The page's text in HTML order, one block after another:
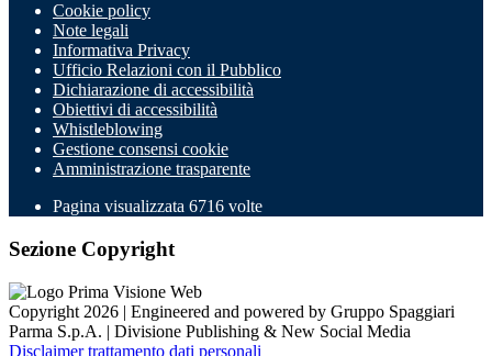
Cookie policy
Note legali
Informativa Privacy
Ufficio Relazioni con il Pubblico
Dichiarazione di accessibilità
Obiettivi di accessibilità
Whistleblowing
Gestione consensi cookie
Amministrazione trasparente
Pagina visualizzata 6716 volte
Sezione Copyright
Copyright 2026 | Engineered and powered by Gruppo Spaggiari
Parma S.p.A. | Divisione Publishing & New Social Media
Disclaimer trattamento dati personali